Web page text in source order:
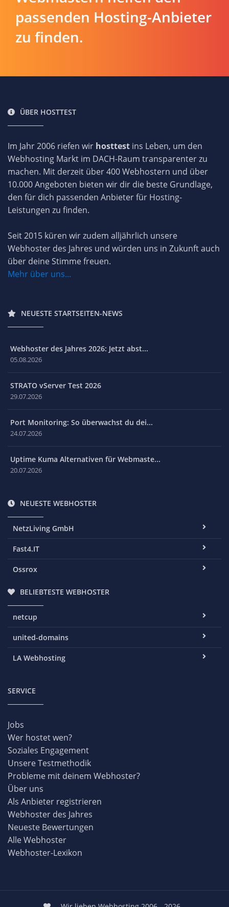
passenden Hosting-Anbieter
zu finden.
ÜBER HOSTTEST
Im Jahr 2006 riefen wir hosttest ins Leben, um den
Webhosting Markt im DACH-Raum transparenter zu
machen. Mit derzeit über 400 Webhostern und über
10.000 Angeboten bieten wir dir die beste Grundlage,
den für dich passenden Anbieter für Hosting-
Leistungen zu finden.
Seit 2015 küren wir zudem alljährlich unsere
Webhoster des Jahres und würden uns in Zukunft auch
über deine Stimme freuen.
Mehr über uns...
NEUESTE STARTSEITEN-NEWS
Webhoster des Jahres 2026: Jetzt abst...
05.08.2026
STRATO vServer Test 2026
29.07.2026
Port Monitoring: So überwachst du dei...
24.07.2026
Uptime Kuma Alternativen für Webmaste...
20.07.2026
NEUESTE WEBHOSTER
NetzLiving GmbH
Fast4.IT
Ossrox
BELIEBTESTE WEBHOSTER
netcup
united-domains
LA Webhosting
SERVICE
Jobs
Wer hostet wen?
Soziales Engagement
Unsere Testmethodik
Probleme mit deinem Webhoster?
Über uns
Als Anbieter registrieren
Webhoster des Jahres
Neueste Bewertungen
Alle Webhoster
Webhoster-Lexikon